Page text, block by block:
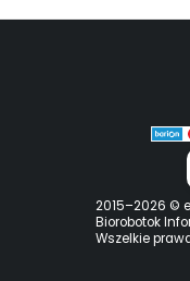
2015–2026 ©
Biorobotok
Wszelkie